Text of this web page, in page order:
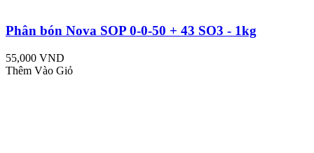
Phân bón Nova SOP 0-0-50 + 43 SO3 - 1kg
55,000 VND
Thêm Vào Giỏ